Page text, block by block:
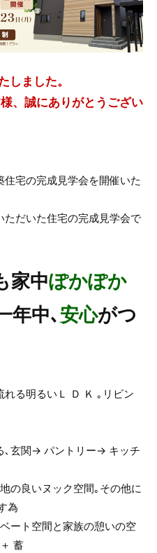
しました。
、誠にありがとうござい
宅の完成見学会を開催いた
ただいた住宅の完成見学会で
家中ぽかぽか
年中､安心がつ
る明るいＬ Ｄ Ｋ ｡リビン
､玄関→ パントリー→ キッチ
の良いヌック空間｡その他に
為
ート空間と家族の憩いの空
蓄